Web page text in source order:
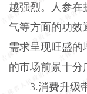
越强烈。人参在
气等方面的功效
需求呈现旺盛的
的市场前景十分
3.消费升级带